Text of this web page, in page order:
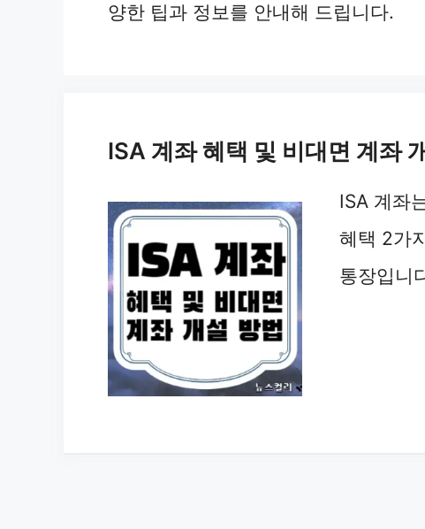
양한 팁과 정보를 안내해 드립니다.
ISA 계좌 혜택 및 비대면 계좌
ISA 계좌
혜택 2가
통장입니